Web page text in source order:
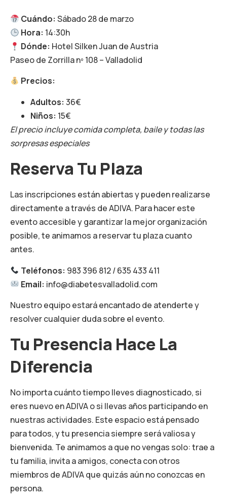
Cuándo: Sábado 28 de marzo
Hora: 14:30h
Dónde: Hotel Silken Juan de Austria
Paseo de Zorrilla nº 108 – Valladolid
Precios:
Adultos: 36€
Niños: 15€
El precio incluye comida completa, baile y todas las
sorpresas especiales
Reserva Tu Plaza
Las inscripciones están abiertas y pueden realizarse
directamente a través de ADIVA. Para hacer este
evento accesible y garantizar la mejor organización
posible, te animamos a reservar tu plaza cuanto
antes.
Teléfonos: 983 396 812 / 635 433 411
Email: info@diabetesvalladolid.com
Nuestro equipo estará encantado de atenderte y
resolver cualquier duda sobre el evento.
Tu Presencia Hace La
Diferencia
No importa cuánto tiempo lleves diagnosticado, si
eres nuevo en ADIVA o si llevas años participando en
nuestras actividades. Este espacio está pensado
para todos, y tu presencia siempre será valiosa y
bienvenida. Te animamos a que no vengas solo: trae a
tu familia, invita a amigos, conecta con otros
miembros de ADIVA que quizás aún no conozcas en
persona.